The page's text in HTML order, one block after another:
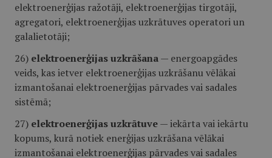
elektroenerģijas ražotāji, elektroenerģijas tirgotāji,
agregatori, elektroenerģijas uzkrātuves operatori un
galalietotāji;
26) elektroenerģijas uzkrāšana— energoapgādes
veids, kas ietver elektroenerģijas uzkrāšanu vēlākai
izmantošanai elektroenerģijas pārvades vai sadales
sistēmā;
27) elektroenerģijas uzkrātuve— iekārta vai iekārtu
kopums, kurā notiek enerģijas uzkrāšana vēlākai
izmantošanai elektroenerģijas pārvades vai sadales